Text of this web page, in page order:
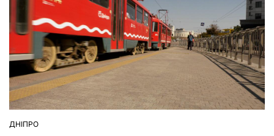
ОПУБЛІКУВАТИ
ДНІПРО